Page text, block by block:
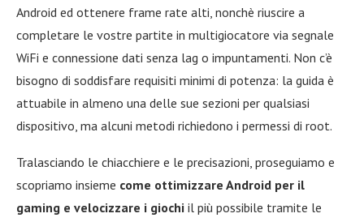
Android ed ottenere frame rate alti, nonchè riuscire a
completare le vostre partite in multigiocatore via segnale
WiFi e connessione dati senza lag o impuntamenti. Non c’è
bisogno di soddisfare requisiti minimi di potenza: la guida è
attuabile in almeno una delle sue sezioni per qualsiasi
dispositivo, ma alcuni metodi richiedono i permessi di root.
Tralasciando le chiacchiere e le precisazioni, proseguiamo e
scopriamo insieme come ottimizzare Android per il
gaming e velocizzare i giochi il più possibile tramite le